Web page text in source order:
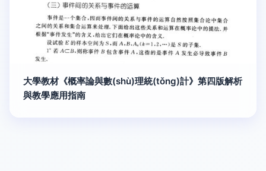
大學教材《概率論與數(shù)理統(tǒng)計》第四版解析
與教學應用指南